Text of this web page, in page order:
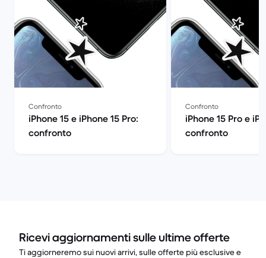
Confronto
iPhone 15 e iPhone 15 Pro:
confronto
Confronto
iPhone 15 Pro e
confronto
Ricevi aggiornamenti sulle ultime offerte
Ti aggiorneremo sui nuovi arrivi, sulle offerte più esclusive e